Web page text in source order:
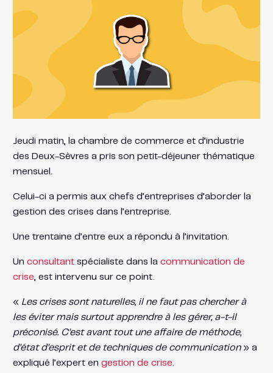
Jeudi matin, la chambre de commerce et d’industrie
des Deux-Sèvres a pris son petit-déjeuner thématique
mensuel.
Celui-ci a permis aux chefs d’entreprises d’aborder la
gestion des crises dans l’entreprise.
Une trentaine d’entre eux a répondu à l’invitation.
Un consultantspécialiste dans la communication de
crise , est intervenu sur ce point.
«Les crises sont naturelles, il ne faut pas chercher à
les éviter mais surtout apprendre à les gérer, a-t-il
préconisé. C’est avant tout une affaire de méthode,
d’état d’esprit et de techniques de communication» a
expliqué l’expert en gestion de crise